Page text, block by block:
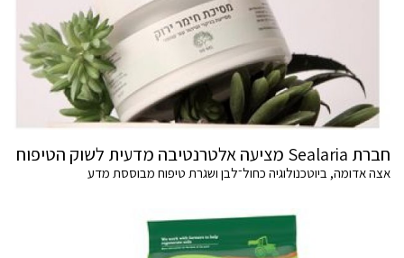
חברת Sealaria מציעה אלטרנטיבה מדעית לשוק הטיפוח
אצה אדומה, ביוטכנולוגיה כחול־לבן ושגרת טיפוח מבוססת מדע